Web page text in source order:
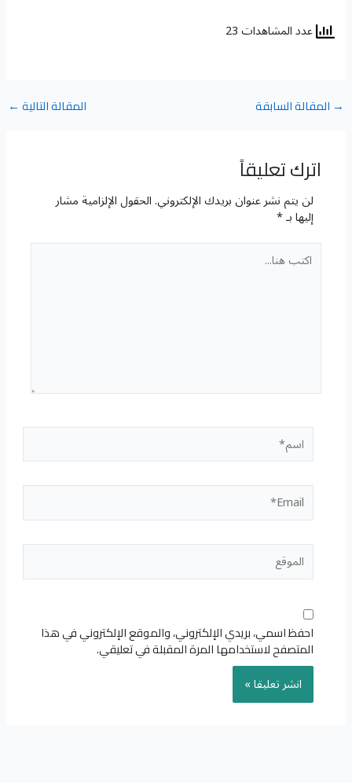
عدد المشاهدات 23
→ المقالة السابقة المقالة التالية ←
اترك تعليقاً
لن يتم نشر عنوان بريدك الإلكتروني.الحقول الإلزامية مشار
إليها بـ*
اكتب
هنا...
اسم*
Email*
الموقع
احفظ اسمي، بريدي الإلكتروني، والموقع الإلكتروني في هذا
المتصفح لاستخدامها المرة المقبلة في تعليقي.